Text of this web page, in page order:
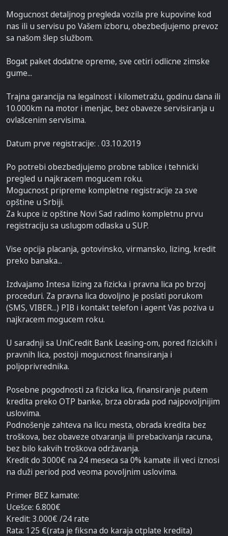
Mogucnost detaljnog pregleda vozila pre kupovine kod
nas ili u servisu po Vašem izboru, obezbedjujemo prevoz
sa našom šlep službom.
Bogat paket dodatne opreme, sve cetiri odlicne zimske
gume...
Trajna garancija na legalnost i kilometražu, godinu dana ili
10.000km na motor i menjac, bez obaveze servisiranja u
ovlašcenim servisima.
Datum prve registracije: . 03.10.2019
Po potrebi obezbedjujemo probne tablice i tehnicki
pregled u najkracem mogucem roku.
Mogucnost pripreme kompletne registracije za sve
opštine u Srbiji.
Za kupce iz opštine Novi Sad radimo kompletnu prvu
registraciju sa uslugom odlaska u SUP.
Vise opcija placanja, gotovinsko, virmansko, lizing, kredit
preko banaka...
Izdvajamo Intesa lizing za fizicka i pravna lica po brzoj
proceduri. Za pravna lica dovoljno je poslati porukom
(SMS, VIBER...) PIB i kontakt telefon i agent Vas poziva u
najkracem mogucem roku.
U saradnji sa UniCredit Bank Leasing-om, pored fizickih i
pravnih lica, postoji mogucnost finansiranja i
poljoprivrednika.
Posebne pogodnosti za fizicka lica, finansiranje putem
kredita preko OTP banke, brza obrada pod najpovoljnijim
uslovima.
Podnošenje zahteva na licu mesta, obrada kredita bez
troškova, bez obaveze otvaranja ili prebacivanja racuna,
bez bilo kakvih troškova održavanja.
Kredit do 3000€ na 24 meseca sa 0% kamate ili veci iznosi
na duži period pod veoma povoljnim uslovima.
Primer BEZ kamate:
Ucešce: 6.800€
Kredit: 3.000€ /24 rate
Rata: 125 €(rata je fiksna do karaja otplate kredita)